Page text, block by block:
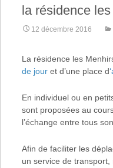
la résidence
12 décembre 2016
La résidence les
de jouret d’une place d
En individuel ou en
sont proposées au
l’échange entre tous
Afin de faciliter les
un service de